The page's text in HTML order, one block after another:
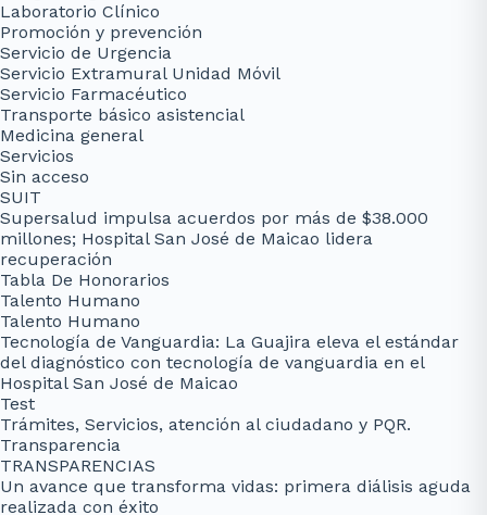
Laboratorio Clínico
Promoción y prevención
Servicio de Urgencia
Servicio Extramural Unidad Móvil
Servicio Farmacéutico
Transporte básico asistencial
Medicina general
Servicios
Sin acceso
SUIT
Supersalud impulsa acuerdos por más de $38.000
millones; Hospital San José de Maicao lidera
recuperación
Tabla De Honorarios
Talento Humano
Talento Humano
Tecnología de Vanguardia: La Guajira eleva el estándar
del diagnóstico con tecnología de vanguardia en el
Hospital San José de Maicao
Test
Trámites, Servicios, atención al ciudadano y PQR.
Transparencia
TRANSPARENCIAS
Un avance que transforma vidas: primera diálisis aguda
realizada con éxito